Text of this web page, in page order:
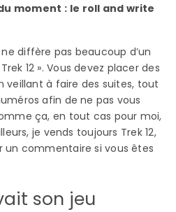
moment : le roll and write
ne diffère pas beaucoup d’un
12 ». Vous devez placer des
veillant à faire des suites, tout
afin de ne pas vous
ça, en tout cas pour moi,
je vends toujours Trek 12,
un commentaire si vous êtes
son jeu